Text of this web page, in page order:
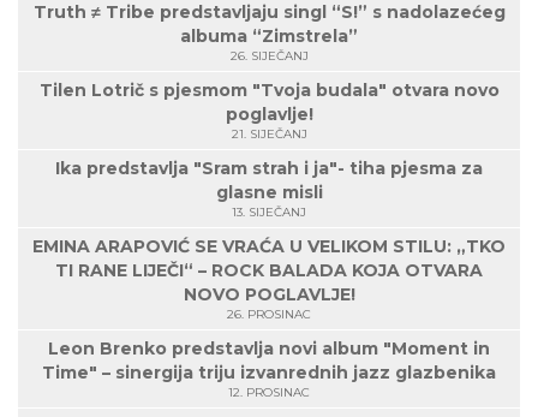
Truth ≠ Tribe predstavljaju singl “S!” s nadolazećeg
albuma “Zimstrela”
26. SIJEČANJ
Tilen Lotrič s pjesmom "Tvoja budala" otvara novo
poglavlje!
21. SIJEČANJ
Ika predstavlja "Sram strah i ja"- tiha pjesma za
glasne misli
13. SIJEČANJ
EMINA ARAPOVIĆ SE VRAĆA U VELIKOM STILU: „TKO
TI RANE LIJEČI“ – ROCK BALADA KOJA OTVARA
NOVO POGLAVLJE!
26. PROSINAC
Leon Brenko predstavlja novi album "Moment in
Time" – sinergija triju izvanrednih jazz glazbenika
12. PROSINAC